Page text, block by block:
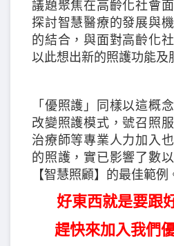
議題聚焦在高齡化社會
探討智慧醫療的發展與
的結合，與面對高齡化
以此想出新的照護功能及
「優照護」同樣以這概
改變照護模式，號召照
治療師等專業人力加入
的照護，實已影響了數
【智慧照顧】的最佳範例
好東西就是要跟
趕快來加入我們